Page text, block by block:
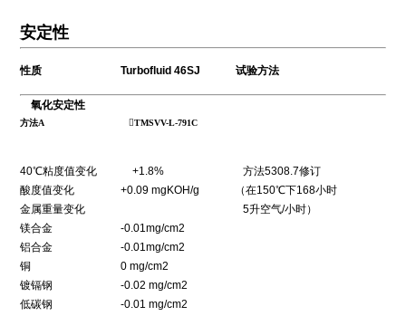
安定性
性质 Turbofluid 46SJ 试验方法
氧化安定性
方法A TMSVV-L-791C
40℃粘度值变化 +1.8% 方法5308.7修订
酸度值变化 +0.09 mgKOH/g （在150℃下168小时
金属重量变化 5升空气/小时）
镁合金 -0.01mg/cm2
铝合金 -0.01mg/cm2
铜 0 mg/cm2
镀镉钢 -0.02 mg/cm2
低碳钢 -0.01 mg/cm2